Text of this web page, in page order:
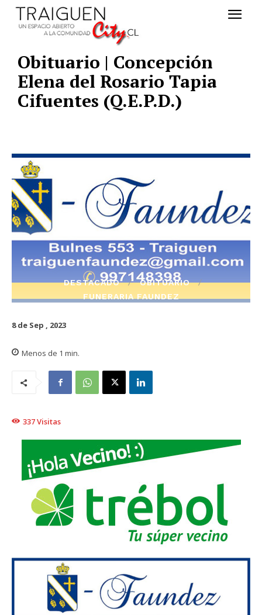
Obituario | Concepción
Elena del Rosario Tapia
Cifuentes (Q.E.P.D.)
DESTACADO
OBITUARIO
FUNERARIA FAUNDEZ
8 de Sep , 2023
Menos de 1 min.
337Visitas